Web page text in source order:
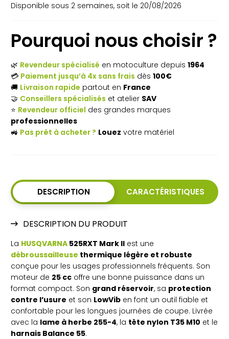
Débroussailleuse
HUSQVARNA
Mark
II
Disponible sous 2 semaines, soit le 20/08/2026
Pourquoi nous choisir ?
🌿 Revendeur spécialisé en motoculture depuis 1964
💳 Paiement jusqu’à 4x sans frais dès 100€
🚚 Livraison rapide partout en France
🤝 Conseillers spécialisés et atelier SAV
⭐ Revendeur officiel des grandes marques
professionnelles
🚜 Pas prêt à acheter ? Louez votre matériel
DESCRIPTION CARACTÉRISTIQUES
DESCRIPTION DU PRODUIT
La HUSQVARNA 525RXT Mark II est une
débroussailleuse thermique légère et robuste
conçue pour les usages professionnels fréquents. Son
moteur de 25 cc offre une bonne puissance dans un
format compact. Son grand réservoir, sa protection
contre l’usure et son LowVib en font un outil fiable et
confortable pour les longues journées de coupe. Livrée
avec la lame à herbe 255-4, la tête nylon T35 M10 et le
harnais Balance 55.